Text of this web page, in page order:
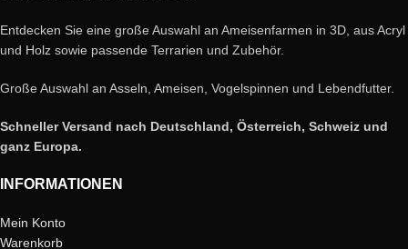
Entdecken Sie eine große Auswahl an Ameisenfarmen in 3D, aus Acryl
und Holz sowie passende Terrarien und Zubehör.
Große Auswahl an Asseln, Ameisen, Vogelspinnen und Lebendfutter.
Schneller Versand nach Deutschland, Österreich, Schweiz und
ganz Europa.
INFORMATIONEN
Mein Konto
Warenkorb